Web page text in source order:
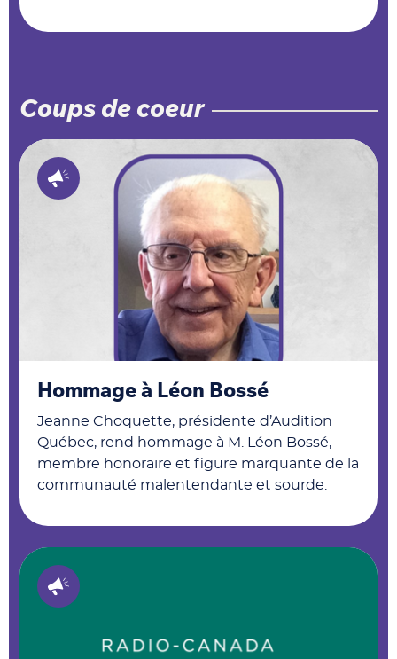
Coups de coeur
Hommage à Léon Bossé
Jeanne Choquette, présidente d’Audition
Québec, rend hommage à M. Léon Bossé,
membre honoraire et figure marquante de la
communauté malentendante et sourde.